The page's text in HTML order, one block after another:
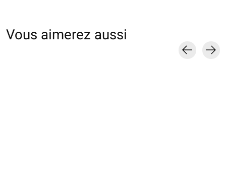
Vous aimerez aussi